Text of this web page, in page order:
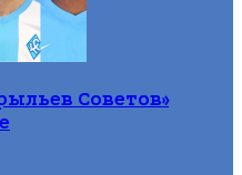
Советов»